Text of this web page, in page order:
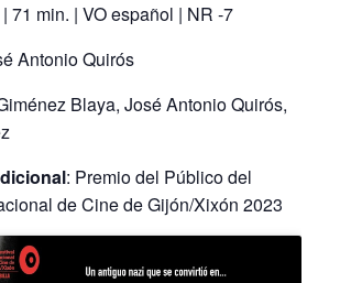
71 min. | VO español | NR -7
Antonio Quirós
Blaya, José Antonio Quirós,
: Premio del Público del
de Cine de Gijón/Xixón 2023